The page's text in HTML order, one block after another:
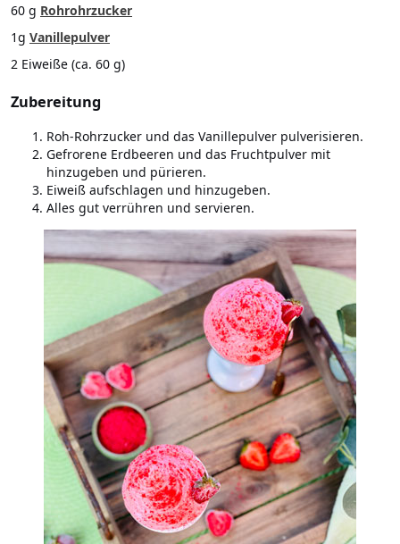
60 g Rohrohrzucker
1g Vanillepulver
2 Eiweiße (ca. 60 g)
Zubereitung
Roh-Rohrzucker und das Vanillepulver pulverisieren.
Gefrorene Erdbeeren und das Fruchtpulver mit
hinzugeben und pürieren.
Eiweiß aufschlagen und hinzugeben.
Alles gut verrühren und servieren.